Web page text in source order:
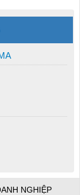
NGHIỆP